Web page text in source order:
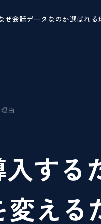
ぜ会話データなのか選ばれる
由
する
える